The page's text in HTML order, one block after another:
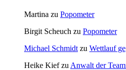
Martina zu Popometer
Birgit Scheuch zu Popometer
Michael Schmidt zu Wettlauf
Heike Kiefzu Anwalt der